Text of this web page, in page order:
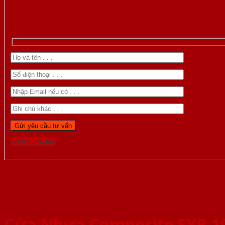
Gọi 0976.169.864